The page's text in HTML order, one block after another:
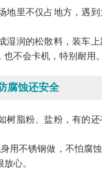
地里不仅占地方，遇
湿润的松散料，装车
不会卡机，特别耐用。
腐蚀还安全
树脂粉、盐粉，有的
用不锈钢做，不怕腐
心。